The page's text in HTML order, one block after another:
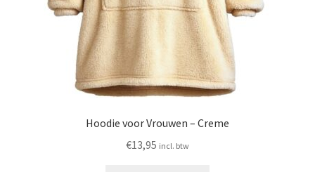
Hoodie voor Vrouwen – Creme
€13,95 incl. btw